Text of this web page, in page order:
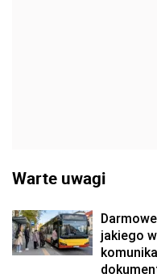
Warte uwagi
jakiego